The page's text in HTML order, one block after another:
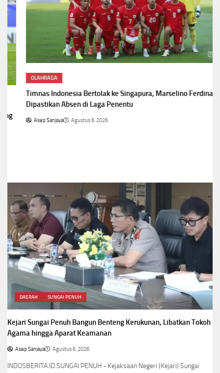
OLAHRAGA
Timnas Indonesia Bertolak ke Singapura, Marselino Ferdinan
Dipastikan Absen di Laga Penentu
Asep Sanjaya Agustus 6, 2026
DAERAH SUNGAI PENUH
Kejari Sungai Penuh Bangun Benteng Kerukunan, Libatkan Tokoh
Agama hingga Aparat Keamanan
Asep Sanjaya Agustus 6, 2026
INDOSBERITA.ID.SUNGAI PENUH - Kejaksaan Negeri (Kejari) Sungai